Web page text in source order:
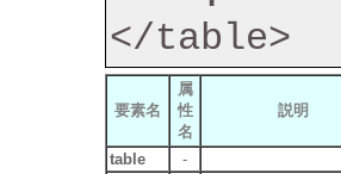
要素名
属
性
名
説明
table
-